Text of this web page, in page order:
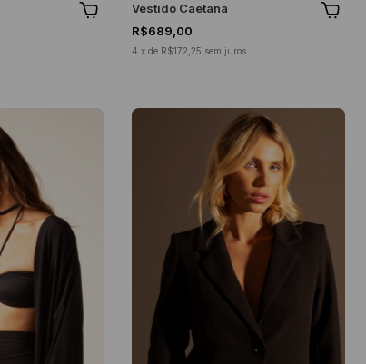
Vestido Caetana
R$689,00
4 xde R$172,25 sem juros